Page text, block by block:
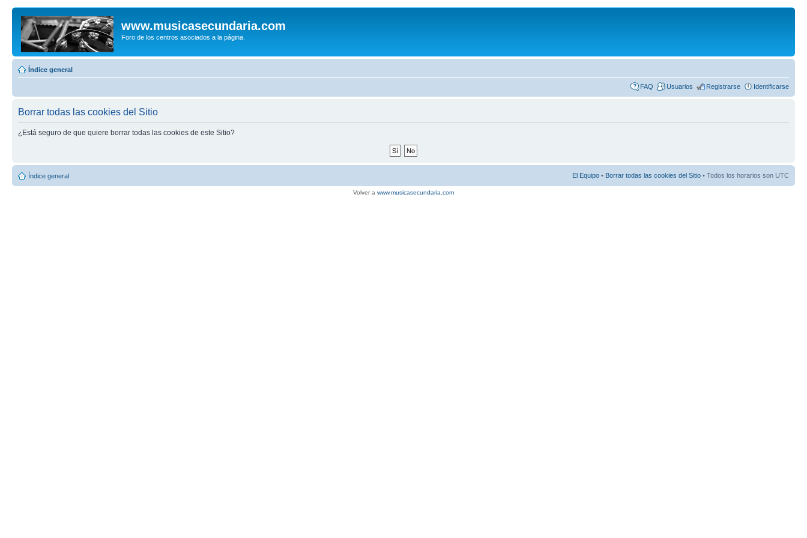
www.musicasecundaria.com
Foro de los centros asociados a la página.
Índice general
FAQ Usuarios Registrarse Identificarse
Borrar todas las cookies del Sitio
¿Está seguro de que quiere borrar todas las cookies de este Sitio?
Índice general El Equipo • Borrar todas las cookies del Sitio • Todos los horarios son UTC
Volver a www.musicasecundaria.com